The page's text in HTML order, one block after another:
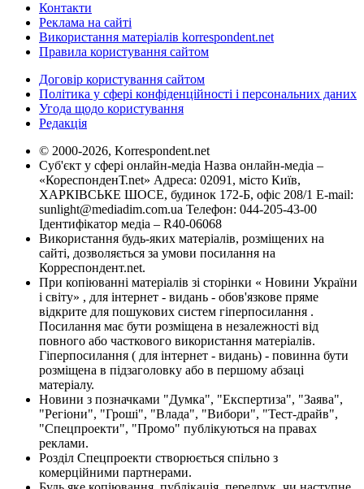
Контакти
Реклама на сайті
Використання матеріалів korrespondent.net
Правила користування сайтом
Договір користування сайтом
Політика у сфері конфіденційності і персональних даних
Угода щодо користування
Редакція
© 2000-2026, Korrespondent.net
Суб'єкт у сфері онлайн-медіа Назва онлайн-медіа –
«КореспонденТ.net» Адреса: 02091, місто Київ,
ХАРКІВСЬКЕ ШОСЕ, будинок 172-Б, офіс 208/1 E-mail:
sunlight@mediadim.com.ua Телефон: 044-205-43-00
Ідентифікатор медіа – R40-06068
Використання будь-яких матеріалів, розміщених на
сайті, дозволяється за умови посилання на
Корреспондент.net.
При копіюванні матеріалів зі сторінки « Новини України
і світу» , для інтернет - видань - обов'язкове пряме
відкрите для пошукових систем гіперпосилання .
Посилання має бути розміщена в незалежності від
повного або часткового використання матеріалів.
Гіперпосилання ( для інтернет - видань) - повинна бути
розміщена в підзаголовку або в першому абзаці
матеріалу.
Новини з позначками "Думка", "Експертиза", "Заява",
"Регіони", "Гроші", "Влада", "Вибори", "Тест-драйв",
"Спецпроекти", "Промо" публікуються на правах
реклами.
Розділ Спецпроекти створюється спільно з
комерційними партнерами.